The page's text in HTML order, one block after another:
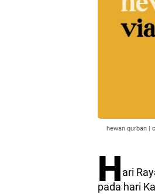
hewan qurban |
Hari
pada hari